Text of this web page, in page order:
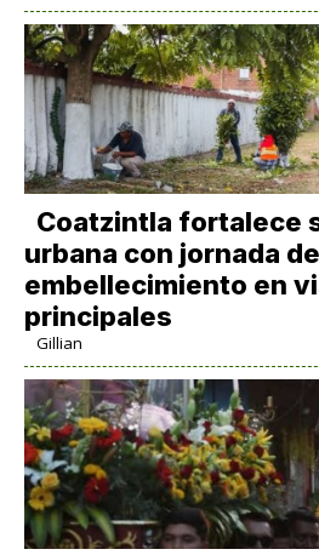
Coatzintla fortalece
urbana con jornada
embellecimiento en
principales
Gillian